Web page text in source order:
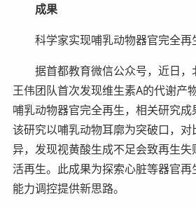
成果
科学家实现哺乳动物器官完全再
据首都教育微信公众号，近日，
王伟团队首次发现维生素A的代谢产
哺乳动物器官完全再生，相关研究成
该研究以哺乳动物耳廓为突破口，
异，发现视黄酸生成不足会致再生
活再生。此成果为探索心脏等器官
能力调控提供新思路。